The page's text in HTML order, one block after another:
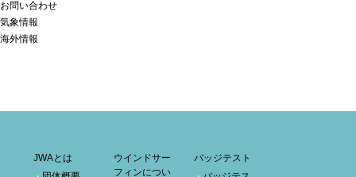
お問い合わせ
気象情報
海外情報
JWAとは
ウインドサー
フィンについ
バッジテスト